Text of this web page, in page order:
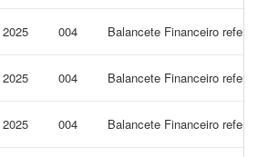
2025 004 Balancete Financeiro
2025 004 Balancete Financeiro
2025 004 Balancete Financeiro